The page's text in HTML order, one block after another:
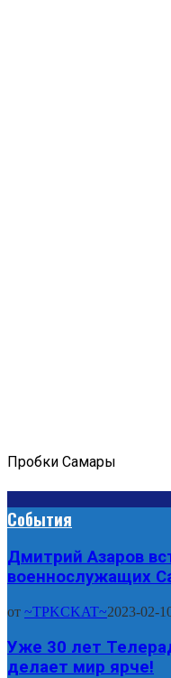
Пробки Самары
События
Дмитрий Азаров
военнослужащих
от ~TPKCKAT~2023-02-
Уже 30 лет
делает мир ярче!